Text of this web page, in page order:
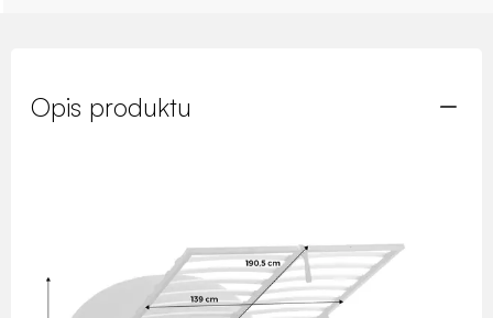
Opis produktu